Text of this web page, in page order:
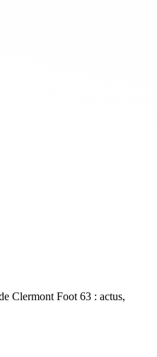
Clermont Foot 63 : actus,